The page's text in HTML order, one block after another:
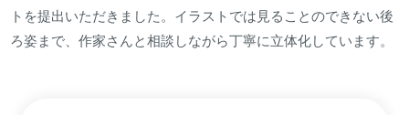
トを提出いただきました。イラストでは見ることのできない後
ろ姿まで、作家さんと相談しながら丁寧に立体化しています。